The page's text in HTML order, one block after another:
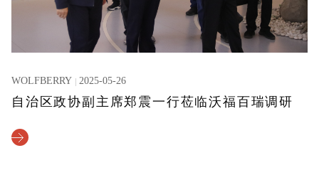
WOLFBERRY 2025-05-26
自治区政协副主席郑震一行莅临沃福百瑞调研